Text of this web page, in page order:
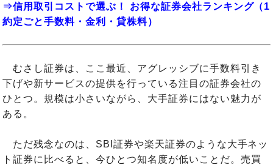
⇒信用取引コストで選ぶ！ お得な証券会社ランキング（1
約定ごと手数料・金利・貸株料）
むさし証券は、ここ最近、アグレッシブに手数料引き
下げや新サービスの提供を行っている注目の証券会社の
ひとつ。規模は小さいながら、大手証券にはない魅力が
ある。
ただ残念なのは、SBI証券や楽天証券のような大手ネッ
ト証券に比べると、今ひとつ知名度が低いことだ。売買